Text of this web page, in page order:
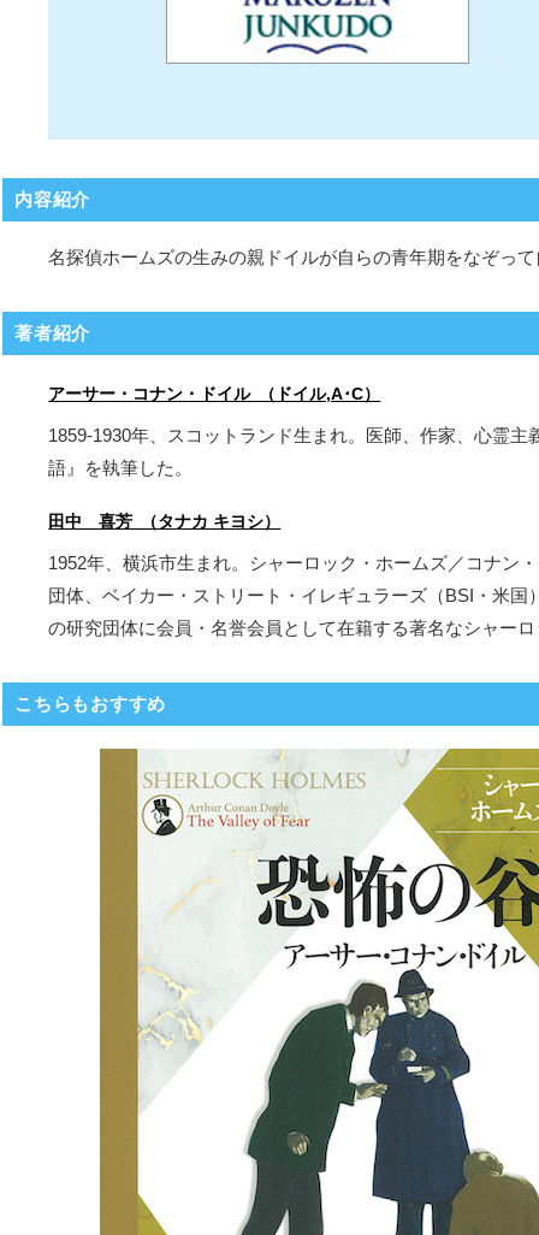
内容紹介
名探偵ホームズの生みの親ドイルが自らの青年期をなぞっ
著者紹介
アーサー・コナン・ドイル （ドイル,A･C）
1859-1930年、スコットランド生まれ。医師、作家、心霊
語』を執筆した。
田中 喜芳 （タナカ キヨシ）
1952年、横浜市生まれ。シャーロック・ホームズ／コナン
団体、ベイカー・ストリート・イレギュラーズ（BSI・米
の研究団体に会員・名誉会員として在籍する著名なシャー
こちらもおすすめ